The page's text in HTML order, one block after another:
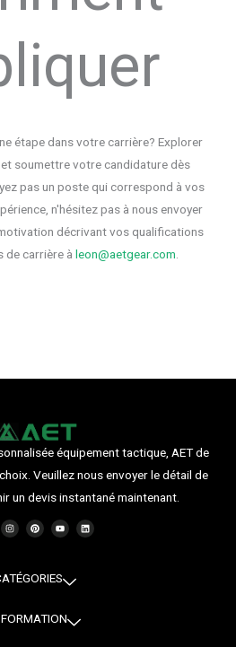
étape dans votre carrière? Explorer
soumettre votre candidature dès
pas un poste qui correspond à vos
n'hésitez pas à nous envoyer
décrivant vos qualifications
de carrière à leon@aetgear.com
équipement tactique, AET de
Veuillez nous envoyer le détail de
un devis instantané maintenant.
I
n
s
r
a
P
i
n
e
s
Y
o
u
e
L
i
n